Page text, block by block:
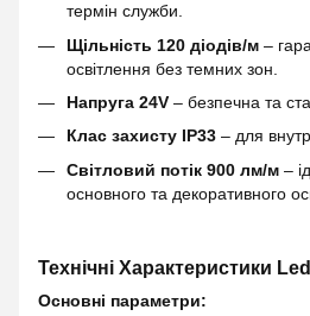
термін служби.
Щільність 120 діодів/м –
освітлення без темних зон.
Напруга 24V – безпечна та
Клас захисту IP33 – для
Світловий потік 900 лм/м –
основного та декоративного
Технічні Характеристики
Основні параметри: